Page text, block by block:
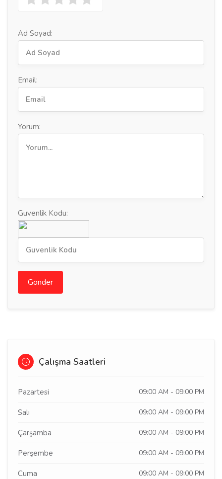
Ad Soyad:
Email:
Yorum:
Guvenlik Kodu:
Gonder
Çalışma Saatleri
Pazartesi 09:00 AM - 09:00 PM
Salı 09:00 AM - 09:00 PM
Çarşamba 09:00 AM - 09:00 PM
Perşembe 09:00 AM - 09:00 PM
Cuma 09:00 AM - 09:00 PM